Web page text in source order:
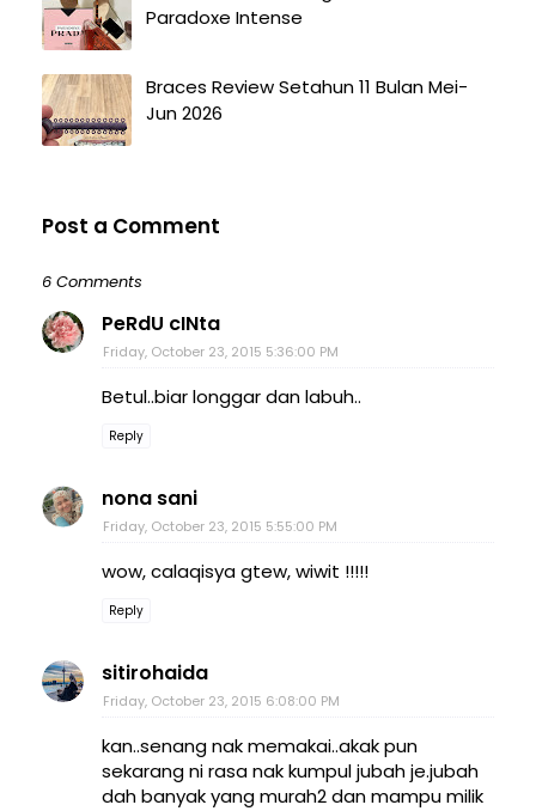
Paradoxe Intense
Braces Review Setahun 11 Bulan Mei-
Jun 2026
Post a Comment
6 Comments
PeRdU cINta
Friday, October 23, 2015 5:36:00 PM
Betul..biar longgar dan labuh..
Reply
nona sani
Friday, October 23, 2015 5:55:00 PM
wow, calaqisya gtew, wiwit !!!!!
Reply
sitirohaida
Friday, October 23, 2015 6:08:00 PM
kan..senang nak memakai..akak pun
sekarang ni rasa nak kumpul jubah je.jubah
dah banyak yang murah2 dan mampu milik